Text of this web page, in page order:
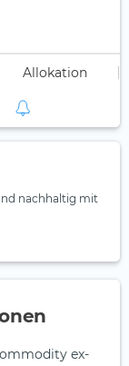
Allokation
nachhaltig mit
ex-